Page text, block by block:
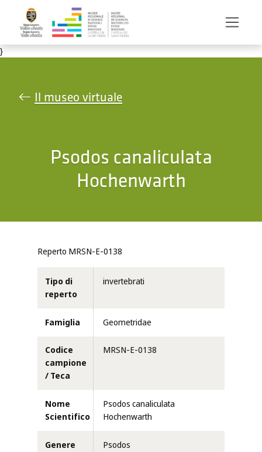
Salta al contenuto principale
}
Il museo virtuale
Psodos canaliculata
Hochenwarth
Reperto MRSN-E-0138
Tipo di
reperto
invertebrati
Famiglia Geometridae
Codice
campione
/ Teca
MRSN-E-0138
Nome
Scientifico
Psodos canaliculata
Hochenwarth
Genere Psodos